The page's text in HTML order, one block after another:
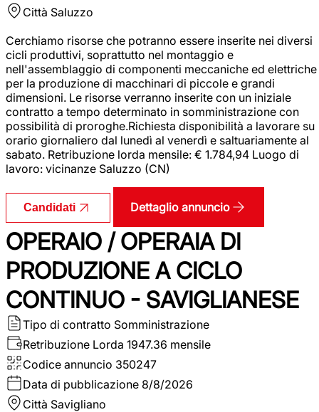
Città Saluzzo
Cerchiamo risorse che potranno essere inserite nei diversi
cicli produttivi, soprattutto nel montaggio e
nell'assemblaggio di componenti meccaniche ed elettriche
per la produzione di macchinari di piccole e grandi
dimensioni. Le risorse verranno inserite con un iniziale
contratto a tempo determinato in somministrazione con
possibilità di proroghe.Richiesta disponibilità a lavorare su
orario giornaliero dal lunedì al venerdì e saltuariamente al
sabato. Retribuzione lorda mensile: € 1.784,94 Luogo di
lavoro: vicinanze Saluzzo (CN)
Candidati Dettaglio annuncio
OPERAIO / OPERAIA DI
PRODUZIONE A CICLO
CONTINUO - SAVIGLIANESE
Tipo di contratto Somministrazione
Retribuzione Lorda 1947.36 mensile
Codice annuncio 350247
Data di pubblicazione 8/8/2026
Città Savigliano